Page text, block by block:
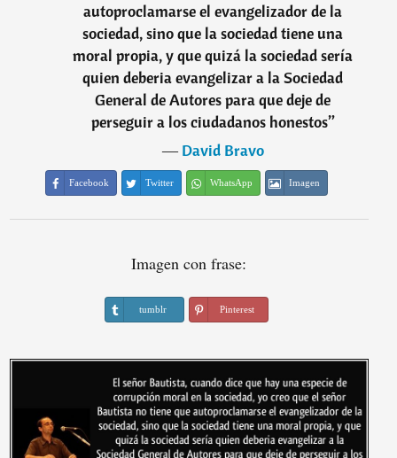
autoproclamarse el evangelizador de la
sociedad, sino que la sociedad tiene una
moral propia, y que quizá la sociedad sería
quien deberia evangelizar a la Sociedad
General de Autores para que deje de
perseguir a los ciudadanos honestos”
―David Bravo
Facebook Twitter WhatsApp Imagen
Imagen con frase:
tumblr Pinterest